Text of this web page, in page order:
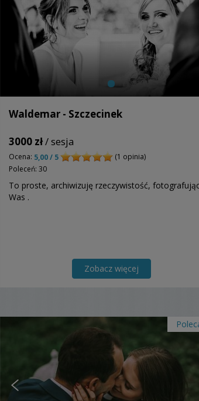
Waldemar - Szczecinek
3000 zł/ sesja
Ocena: 5,00 / 5
(1 opinia)
Poleceń: 30
To proste, archiwizuję rzeczywistość,
Was .
Zobacz więcej